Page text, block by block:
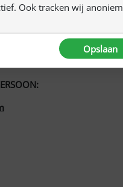
we met bepaalde
Ook tracken wij anoniem
Opslaan